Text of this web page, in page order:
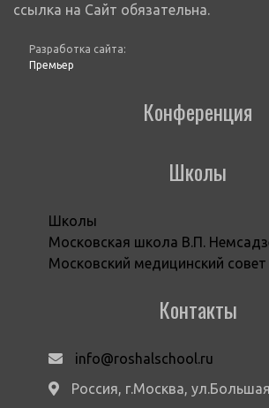
ссылка на Сайт обязательна.
Разработка сайта:
Премьер
Конференция
Школы
Школы
Московская школа В.П.
Московский медицинский совет
Контакты
info@roshalschool.ru
Россия, г.Москва,